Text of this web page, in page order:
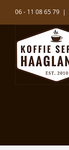
inhoud
06 - 11 08 65 79 |